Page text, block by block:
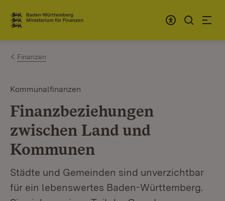
Zum Inhalt springen
Link zur Startseite
Finanzen
Kommunalfinanzen
Finanzbeziehungen
zwischen Land und
Kommunen
Städte und Gemeinden sind unverzichtbar
für ein lebenswertes Baden-Württemberg.